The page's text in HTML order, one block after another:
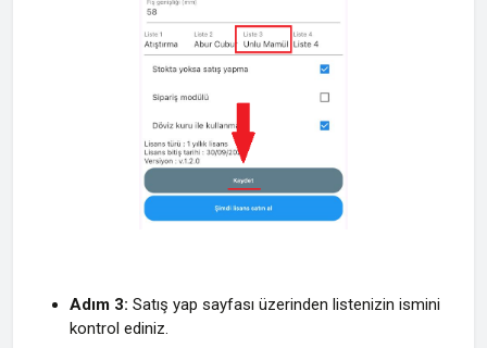
Adım 3: Satış yap sayfası üzerinden listenizin ismini
kontrol ediniz.